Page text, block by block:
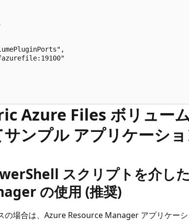
Azure Files ボリュー
ンプル アプリケーシ
スクリプトを介し
の使用 (推奨)
の場合は、Azure Resource Manager アプリケー